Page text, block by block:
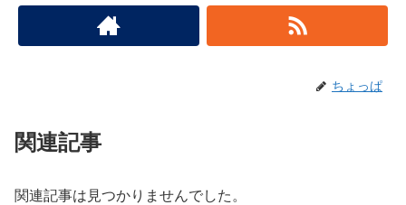
ちょっぱ
関連記事
関連記事は見つかりませんでした。